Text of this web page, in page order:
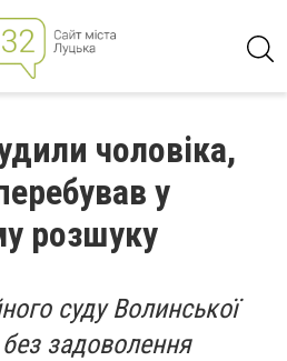
чоловіка,
у
розшуку
суду Волинської
задоволення